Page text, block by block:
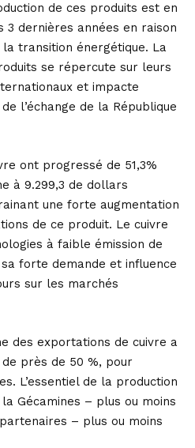
de ces produits est en
dernières années en raison
transition énergétique. La
se répercute sur leurs
et impacte
l’échange de la République
ont progressé de 51,3%
à 9.299,3 de dollars
une forte augmentation
de ce produit. Le cuivre
à faible émission de
forte demande et influence
sur les marchés
des exportations de cuivre a
près de 50 %, pour
L’essentiel de la production
Gécamines – plus ou moins
– plus ou moins